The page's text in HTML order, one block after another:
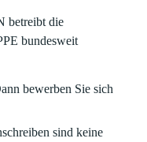
betreibt die
bundesweit
bewerben Sie sich
sind keine